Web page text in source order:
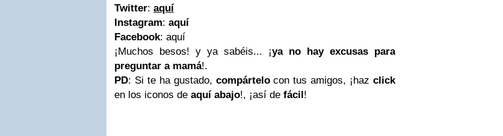
Twitter: aquí
Instagram: aquí
Facebook: aquí
¡Muchos besos! y ya sabéis... ¡ya no hay excusas para
preguntar a mamá!.
PD: Si te ha gustado, compártelocon tus amigos, ¡hazclick
en los iconos de aquí abajo!, ¡así de fácil!